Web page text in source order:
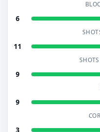
6
11
9
9
3